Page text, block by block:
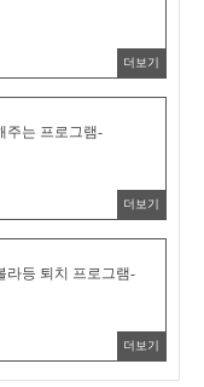
더보기
주는 프로그램-
더보기
라등 퇴치 프로그램-
더보기